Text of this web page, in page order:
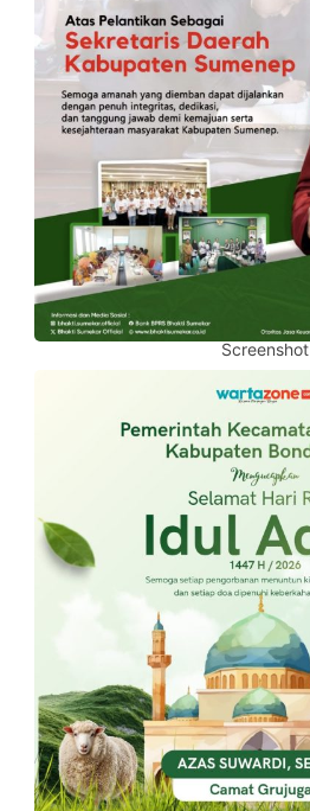
Screenshot